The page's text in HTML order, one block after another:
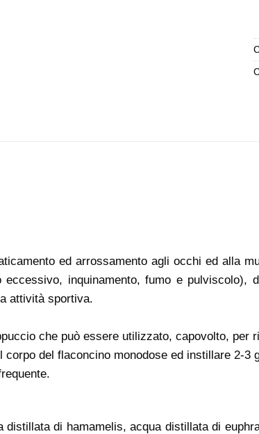
ed arrossamento agli occhi ed alla
eccessivo, inquinamento, fumo e
attività sportiva.
che può essere utilizzato, capovolto, per
corpo del flaconcino monodose ed instillare 2-
di hamamelis, acqua distillata di